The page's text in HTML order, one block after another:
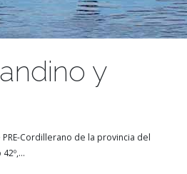
y
Cordillerano de la provincia del